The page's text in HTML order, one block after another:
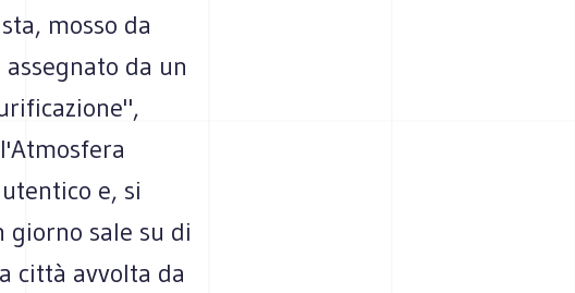
mosso da
da un
e, si
sale su di
città avvolta da